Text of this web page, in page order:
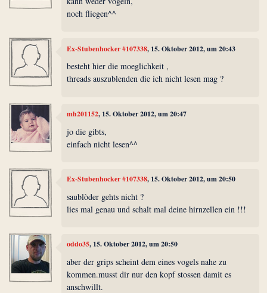
noch fliegen^^
Ex-Stubenhocker #107338, 15. Oktober 2012, um 20:43
besteht hier die moeglichkeit ,
threads auszublenden die ich nicht lesen mag ?
mh201152, 15. Oktober 2012, um 20:47
jo die gibts,
einfach nicht lesen^^
Ex-Stubenhocker #107338, 15. Oktober 2012, um 20:50
saublòder gehts nicht ?
lies mal genau und schalt mal deine hirnzellen ein !!!
oddo35, 15. Oktober 2012, um 20:50
aber der grips scheint dem eines vogels nahe zu
kommen.musst dir nur den kopf stossen damit es
anschwillt.